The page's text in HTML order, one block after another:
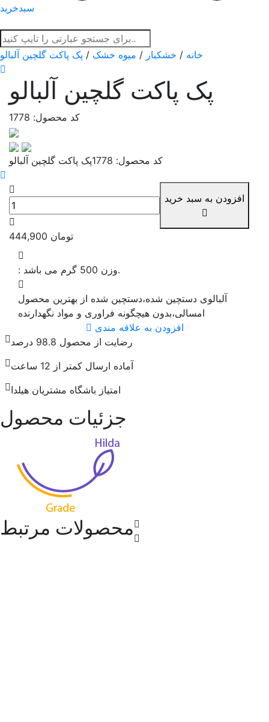
سبدخرید
خانه / خشکبار / میوه خشک / پک پاکت گلچین آلبالو
پک پاکت گلچین آلبالو
کد محصول: 1778
پک پاکت گلچین آلبالو کد محصول: 1778
افزودن به سبد خرید
444,900 تومان
: وزن 500 گرم می باشد.
آلبالوی دستچین شده،دستچین شده از بهترین محصول
امسالی،بدون هیچگونه فراوری و مواد نگهدارنده
افزودن به علاقه مندی
رضایت از محصول 98.8 درصد
آماده ارسال کمتر از 12 ساعت
امتیاز باشگاه مشتریان هیلدا
جزئیات محصول
محصولات مرتبط